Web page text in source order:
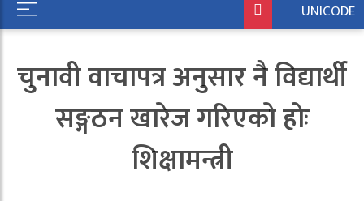
UNICODE
चुनावी वाचापत्र अनुसार नै विद्यार्थी
सङ्गठन खारेज गरिएको होः
शिक्षामन्त्री